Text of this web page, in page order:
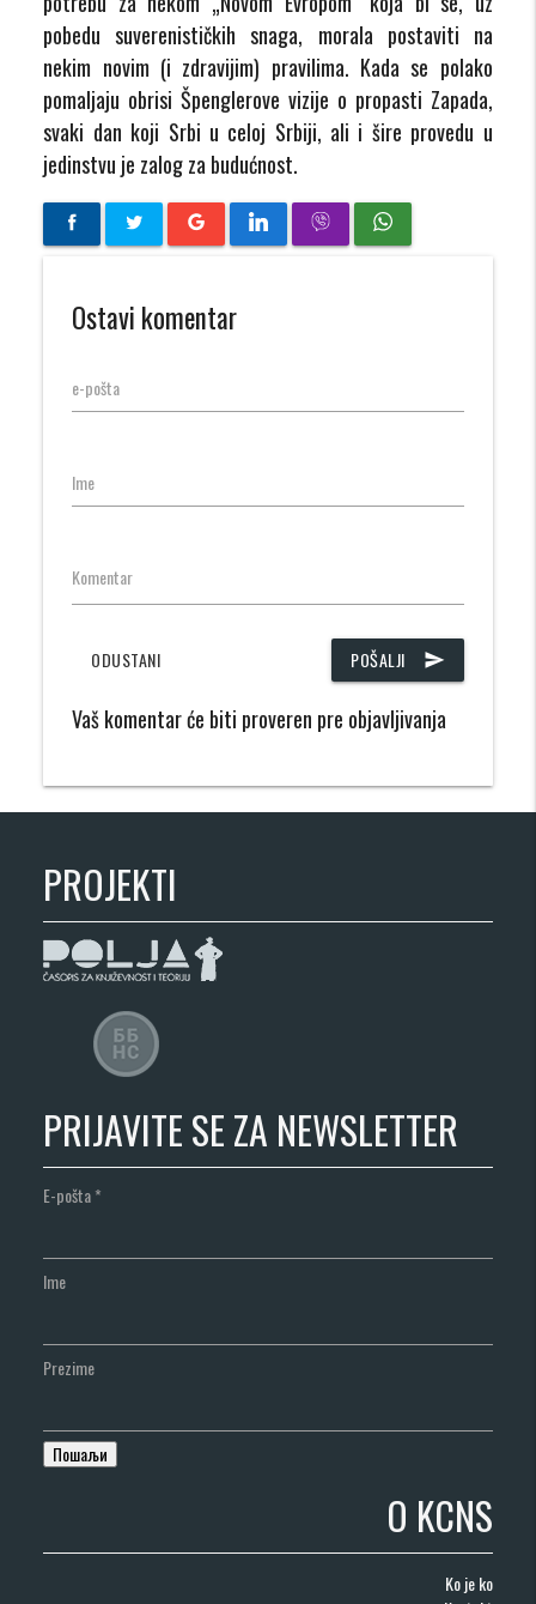
pobedu suverenističkih snaga, morala postaviti na
nekim novim (i zdravijim) pravilima. Kada se polako
pomaljaju obrisi Špenglerove vizije o propasti Zapada,
svaki dan koji Srbi u celoj Srbiji, ali i šire provedu u
jedinstvu je zalog za budućnost.
Ostavi komentar
e-pošta
Ime
Komentar
POŠALJI send
ODUSTANI
Vaš komentar će biti proveren pre objavljivanja
PROJEKTI
PRIJAVITE SE ZA NEWSLETTER
E-pošta*
Ime
Prezime
O KCNS
Ko je ko